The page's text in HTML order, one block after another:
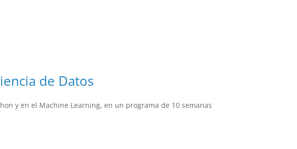
de Datos
y en el Machine Learning, en un programa de 10 semanas